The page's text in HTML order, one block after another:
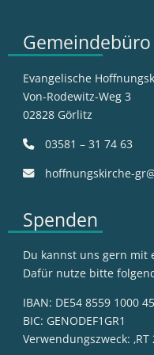
Gemeindebüro
Evangelische
Von-Rodewitz-Weg 3
02828 Görlitz
03581 – 31 74 63
hoffnungskirche-
Spenden
Du kannst uns gern mit
Dafür nutze bitte
IBAN: DE54 8559 1000
BIC: GENODEF1GR1
Verwendungszweck: ‚RT